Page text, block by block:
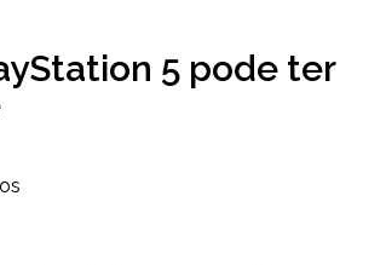
5 pode ter